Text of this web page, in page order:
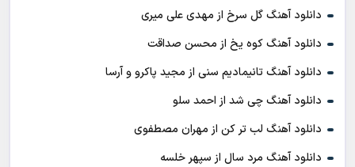
دانلود آهنگ گل سرخ از مهدی علی میری
دانلود آهنگ کوه یخ از محسن صداقت
دانلود آهنگ تانیمادیم سنی از مجید پاکرو و آرسا
دانلود آهنگ چی شد از احمد سلو
دانلود آهنگ لب تر کن از مهران مصطفوی
دانلود آهنگ مرد سال از سپهر خلسه